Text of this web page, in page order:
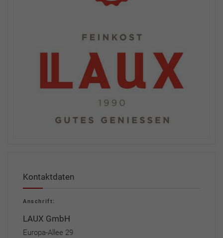
Kontaktdaten
Anschrift:
LAUX GmbH
Europa-Allee 29